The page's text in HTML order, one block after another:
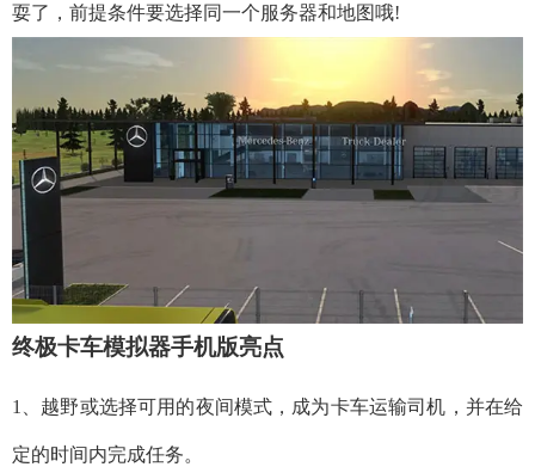
耍了，前提条件要选择同一个服务器和地图哦!
终极卡车模拟器手机版亮点
1、越野或选择可用的夜间模式，成为卡车运输司机，并在给
定的时间内完成任务。